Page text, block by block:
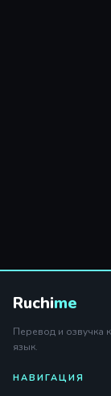
Ruchime
Перевод и озвучка
язык.
НАВИГАЦИЯ